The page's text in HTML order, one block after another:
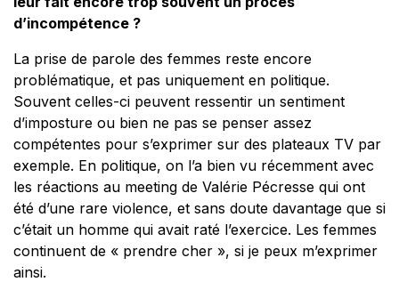
d’incompétence ?
La prise de parole des femmes reste encore
problématique, et pas uniquement en politique.
Souvent celles-ci peuvent ressentir un sentiment
d’imposture ou bien ne pas se penser assez
compétentes pour s’exprimer sur des plateaux TV par
exemple. En politique, on l’a bien vu récemment avec
les réactions au meeting de Valérie Pécresse qui ont
été d’une rare violence, et sans doute davantage que si
c’était un homme qui avait raté l’exercice. Les femmes
continuent de « prendre cher », si je peux m’exprimer
ainsi.